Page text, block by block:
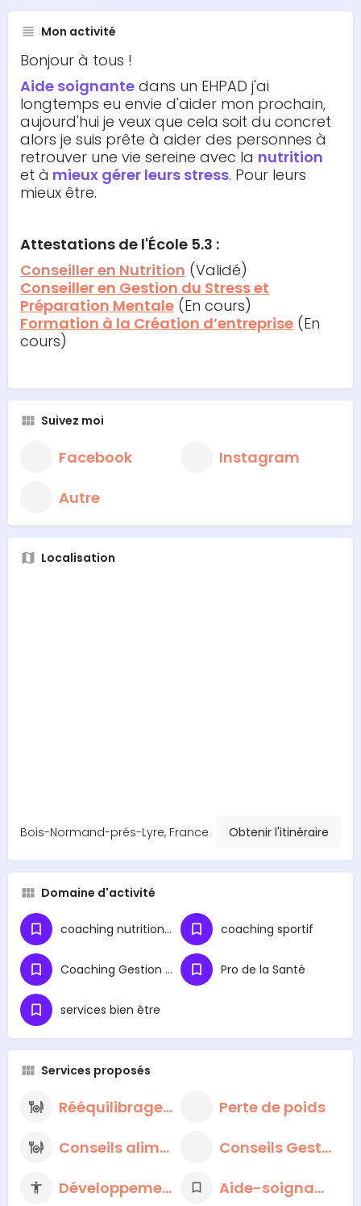
Mon activité
Bonjour à tous !
Aide soignante dans un EHPAD j'ai
longtemps eu envie d'aider mon prochain,
aujourd'hui je veux que cela soit du concret
alors je suis prête à aider des personnes à
retrouver une vie sereine avec la nutrition
et à mieux gérer leurs stress. Pour leurs
mieux être.
Attestations de l'École 5.3 :
Conseiller en Nutrition (Validé)
Conseiller en Gestion du Stress et
Préparation Mentale (En cours)
Formation à la Création d’entreprise (En
cours)
Suivez moi
Facebook
Instagram
Autre
Localisation
Bois-Normand-prés-Lyre, France Obtenir l'itinéraire
Domaine d'activité
coaching nutritionnel coaching sportif
Coaching Gestion du Stress Pro de la Santé
services bien être
Services proposés
Rééquilibrage alimentaire
Perte de poids
Conseils alimentaires nutritionnels
Conseils Gestion du Stress
Développement personnel
Aide-soignante